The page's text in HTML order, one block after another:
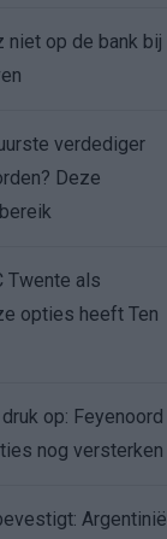
niet op de bank bij
verdediger
Deze
Twente als
opties heeft Ten
op: Feyenoord
nog versterken
Argentinië